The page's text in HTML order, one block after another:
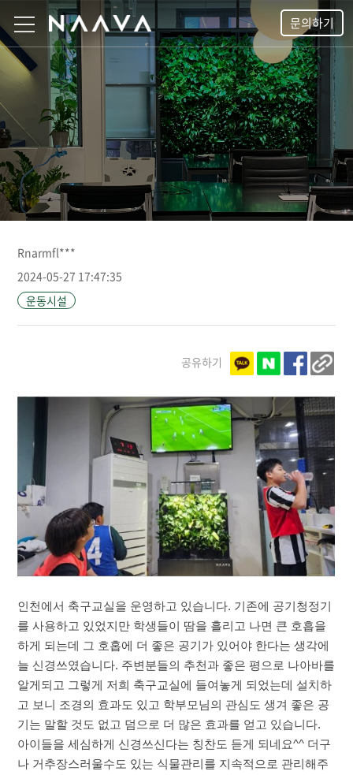
문의하기
Rnarmfl***
2024-05-27 17:47:35
운동시설
공유하기
인천에서 축구교실을 운영하고 있습니다. 기존에 공기청정기
를 사용하고 있었지만 학생들이 땀을 흘리고 나면 큰 호흡을
하게 되는데 그 호홉에 더 좋은 공기가 있어야 한다는 생각에
늘 신경쓰였습니다. 주변분들의 추천과 좋은 평으로 나아바를
알게되고 그렇게 저희 축구교실에 들여놓게 되었는데 설치하
고 보니 조경의 효과도 있고 학부모님의 관심도 생겨 좋은 공
기는 말할 것도 없고 덤으로 더 많은 효과를 얻고 있습니다.
아이들을 세심하게 신경쓰신다는 칭찬도 듣게 되네요^^ 더구
나 거추장스러울수도 있는 식물관리를 지속적으로 관리해주